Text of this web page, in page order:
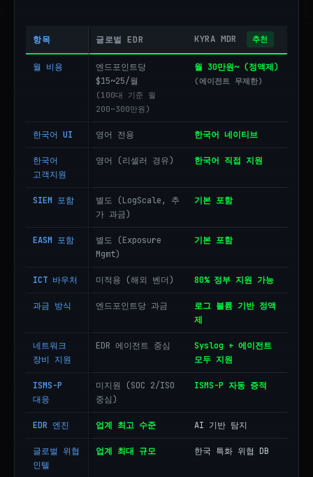
항목 글로벌 EDR KYRA MDR 추천
월 비용
엔드포인트당
$15~25/월
(100대 기준 월
200~300만원)
월 30만원~ (정액제)
(에이전트 무제한)
한국어 UI 영어 전용 한국어 네이티브
한국어
고객지원
영어 (리셀러 경유) 한국어 직접 지원
SIEM 포함
별도 (LogScale, 추
가 과금)
기본 포함
EASM 포함
별도 (Exposure
Mgmt)
기본 포함
ICT 바우처 미적용 (해외 벤더) 80% 정부 지원 가능
과금 방식 엔드포인트당 과금
로그 볼륨 기반 정액
제
네트워크
장비 지원
EDR 에이전트 중심
Syslog + 에이전트
모두 지원
ISMS-P
대응
미지원 (SOC 2/ISO
중심)
ISMS-P 자동 증적
EDR 엔진 업계 최고 수준 AI 기반 탐지
글로벌 위협
인텔
업계 최대 규모 한국 특화 위협 DB